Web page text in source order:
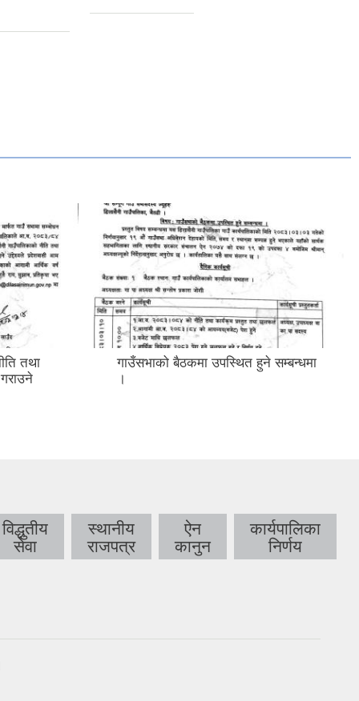
तथा
गाउँसभाको बैठकमा उपस्थित हुने सम्बन्धमा
।
विद्धुतीय
सेवा
स्थानीय
राजपत्र
ऐन
कानुन
कार्यपालिका
निर्णय